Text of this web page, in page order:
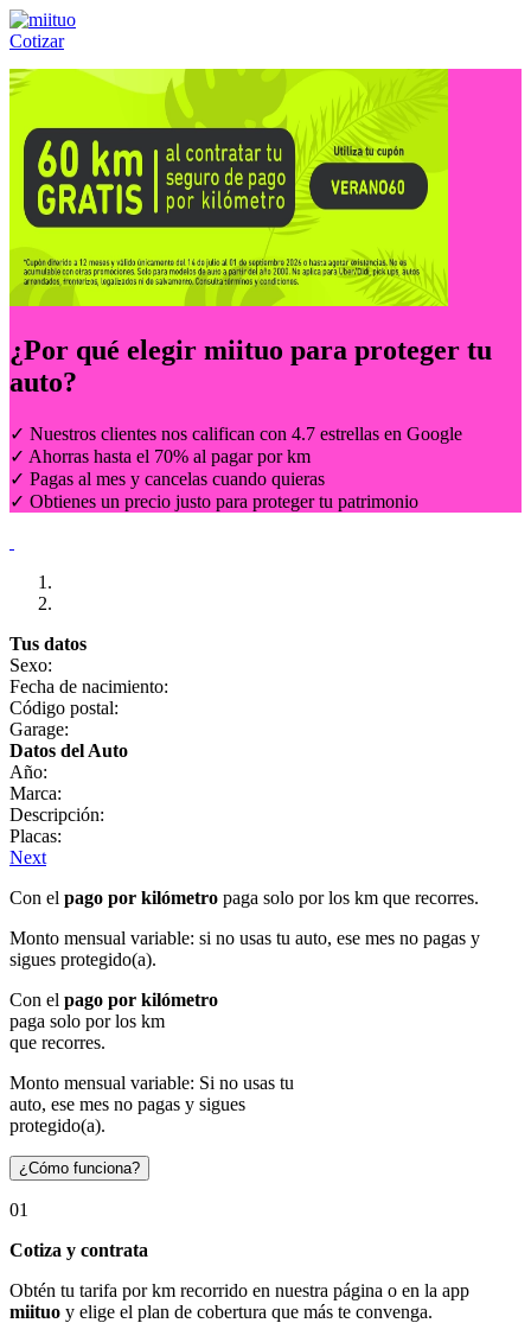
Cotizar
Llámanos al:(55) 84-21-05-00 ó
¿Por qué elegir miituo para proteger tu
auto?
✓ Nuestros clientes nos califican con 4.7 estrellas en Google
✓ Ahorras hasta el 70% al pagar por km
✓ Pagas al mes y cancelas cuando quieras
✓ Obtienes un precio justo para proteger tu patrimonio
Tus datos
Sexo:
Fecha de nacimiento:
Código postal:
Garage:
Datos del Auto
Año:
Marca:
Descripción:
Placas:
Next
Con el pago por kilómetro paga solo por los km que recorres.
Monto mensual variable: si no usas tu auto, ese mes no pagas y
sigues protegido(a).
Con el pago por kilómetro
paga solo por los km
que recorres.
Monto mensual variable: Si no usas tu
auto, ese mes no pagas y sigues
protegido(a).
¿Cómo funciona?
01
Cotiza y contrata
Obtén tu tarifa por km recorrido en nuestra página o en la app
miituo y elige el plan de cobertura que más te convenga.